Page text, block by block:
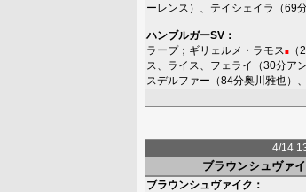
ーレンス ）、 テイシェイラ （69
ハンブルガーSV ：
ラープ； ギリェルメ・ラモス ■ （
ス
ライス フェライ （30分ア
スデルファー （84分奥川雅也）、
4/14
ブラウンシュヴァ
ブラウンシュヴァイク ：